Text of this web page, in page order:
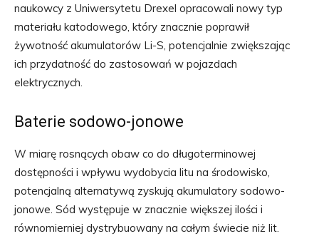
naukowcy z Uniwersytetu Drexel opracowali nowy typ
materiału katodowego, który znacznie poprawił
żywotność akumulatorów Li-S, potencjalnie zwiększając
ich przydatność do zastosowań w pojazdach
elektrycznych.
Baterie sodowo-jonowe
W miarę rosnących obaw co do długoterminowej
dostępności i wpływu wydobycia litu na środowisko,
potencjalną alternatywą zyskują akumulatory sodowo-
jonowe. Sód występuje w znacznie większej ilości i
równomierniej dystrybuowany na całym świecie niż lit.